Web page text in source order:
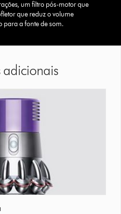
um filtro pós-motor que
que reduz o volume
para a fonte de som.
adicionais